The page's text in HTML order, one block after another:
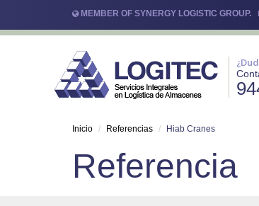
MEMBER OF SYNERGY LOGISTIC GROUP.
Inicio Referencias Hiab Cranes
Referencia